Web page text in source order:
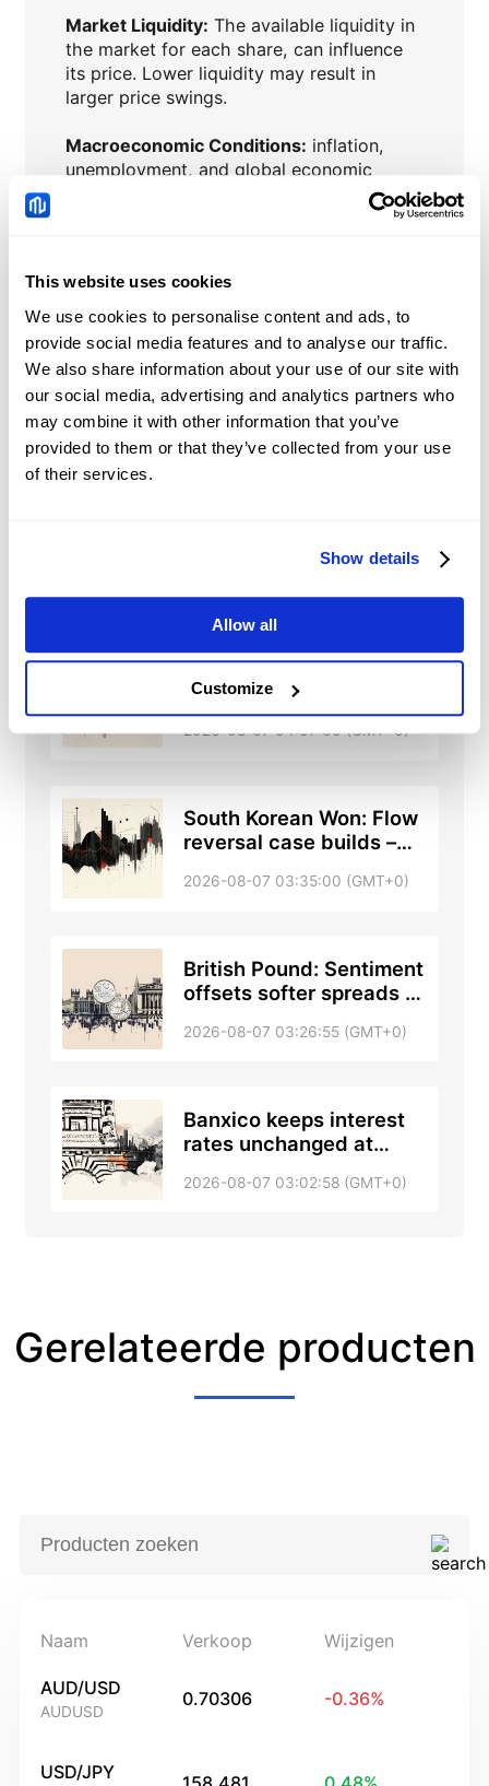
This website uses cookies
We use cookies to personalise content and ads, to
provide social media features and to analyse our traffic.
We also share information about your use of our site with
our social media, advertising and analytics partners who
may combine it with other information that you’ve
provided to them or that they’ve collected from your use
of their services.
Show details
Allow all
Customize
Market Liquidity: The available liquidity in
the market for each share, can influence
its price. Lower liquidity may result in
larger price swings.
Macroeconomic Conditions: inflation,
unemployment, and global economic
trends, can impact investor confidence
changes in interest rates can affect the
attractiveness of shares compared to
other asset classes.
Market Sentiment and
Speculation:
traders’ perceptions and
expectations and speculative trading may
significantly influence shares’ prices.
HPQNieuws
Indonesian Rupiah:
Policy uncertainty
weighs on IDR against
US Dollar – ING
2026-08-07 04:07:00 (GMT+0)
South Korean Won: Flow
reversal case builds –
2026-08-07 03:35:00 (GMT+0)
British Pound: Sentiment
offsets softer spreads –
2026-08-07 03:26:55 (GMT+0)
Banxico keeps interest
rates unchanged at
2026-08-07 03:02:58 (GMT+0)
Gerelateerde producten
Naam Verkoop Wijzigen
AUD/USD
AUDUSD
0.70306 -0.36%
USD/JPY